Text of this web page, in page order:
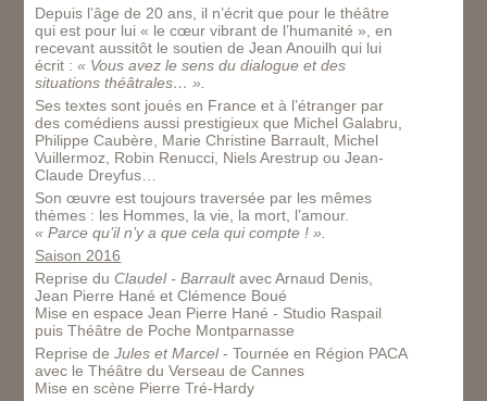
Depuis l’âge de 20 ans, il n’écrit que pour le théâtre
qui est pour lui « le cœur vibrant de l’humanité », en
recevant aussitôt le soutien de Jean Anouilh qui lui
écrit :« Vous avez le sens du dialogue et des
situations théâtrales… ».
Ses textes sont joués en France et à l’étranger par
des comédiens aussi prestigieux que Michel Galabru,
Philippe Caubère, Marie Christine Barrault, Michel
Vuillermoz, Robin Renucci, Niels Arestrup ou Jean-
Claude Dreyfus…
Son œuvre est toujours traversée par les mêmes
thèmes : les Hommes, la vie, la mort, l’amour.
« Parce qu’il n’y a que cela qui compte ! ».
Saison 2016
Reprise duClaudel - Barraultavec Arnaud Denis,
Jean Pierre Hané et Clémence Boué
Mise en espace Jean Pierre Hané - Studio Raspail
puis Théâtre de Poche Montparnasse
Reprise deJules et Marcel- Tournée en Région PACA
avec le Théâtre du Verseau de Cannes
Mise en scène Pierre Tré-Hardy